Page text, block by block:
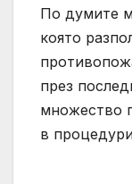
По думите
която
през
множество
в